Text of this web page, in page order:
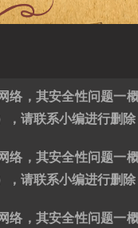
络，其安全性问题一
，请联系小编进行删
络，其安全性问题一
，请联系小编进行删
络，其安全性问题一